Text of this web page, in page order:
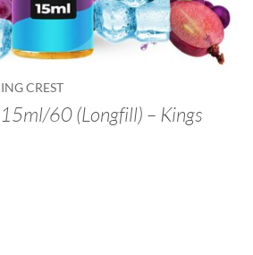
CREST
60 (Longfill) – Kings